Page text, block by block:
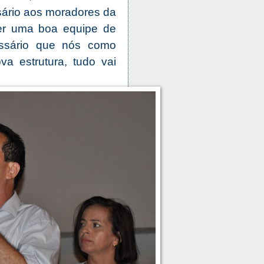
aos moradores da
uma boa equipe de
que nós como
estrutura, tudo vai